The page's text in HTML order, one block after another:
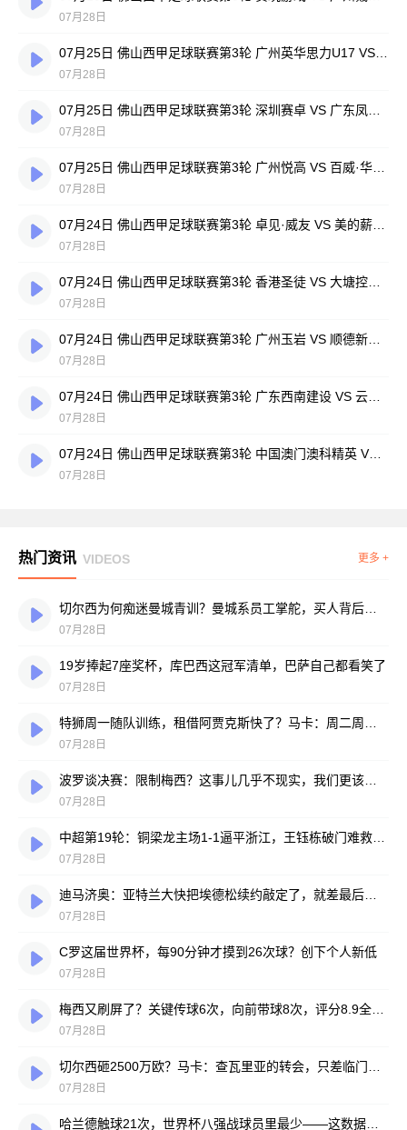
07月28日
07月28日
07月28日
07月28日
07月28日
07月28日
07月28日
07月28日
07月24日 佛山西甲足球联赛第3轮 中国澳门澳科精英 VS 藝品高國際 全场录像
07月28日
热门资讯 VIDEOS 更多 +
07月28日
19岁捧起7座奖杯，库巴西这冠军清单，巴萨自己都看笑了
07月28日
07月28日
07月28日
07月28日
07月28日
C罗这届世界杯，每90分钟才摸到26次球？创下个人新低
07月28日
07月28日
07月28日